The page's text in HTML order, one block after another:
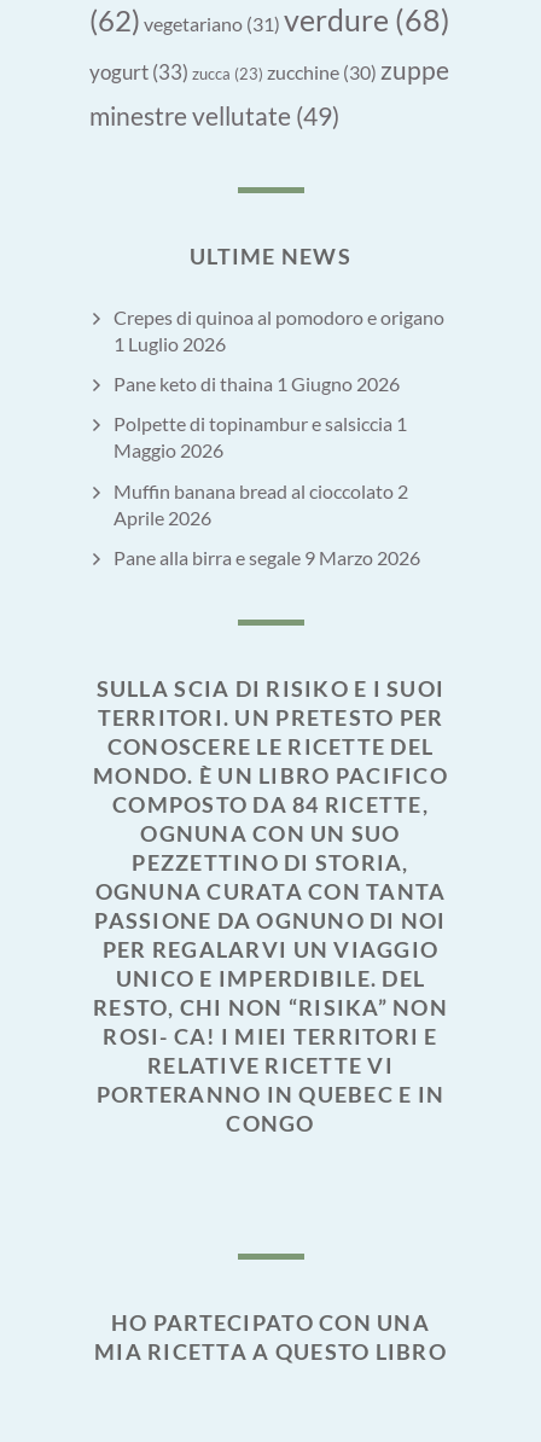
(62) vegetariano (31) verdure (68)
yogurt(33) zucca (23) zucchine (30) zuppe
minestre vellutate (49)
ULTIME NEWS
Crepes di quinoa al pomodoro e origano
1 Luglio 2026
Pane keto di thaina 1 Giugno 2026
Polpette di topinambur e salsiccia 1
Maggio 2026
Muffin banana bread al cioccolato 2
Aprile 2026
Pane alla birra e segale 9 Marzo 2026
SULLA SCIA DI RISIKO E I SUOI
TERRITORI. UN PRETESTO PER
CONOSCERE LE RICETTE DEL
MONDO. È UN LIBRO PACIFICO
COMPOSTO DA 84 RICETTE,
OGNUNA CON UN SUO
PEZZETTINO DI STORIA,
OGNUNA CURATA CON TANTA
PASSIONE DA OGNUNO DI NOI
PER REGALARVI UN VIAGGIO
UNICO E IMPERDIBILE. DEL
RESTO, CHI NON “RISIKA” NON
ROSI- CA! I MIEI TERRITORI E
RELATIVE RICETTE VI
PORTERANNO IN QUEBEC E IN
CONGO
HO PARTECIPATO CON UNA
MIA RICETTA A QUESTO LIBRO